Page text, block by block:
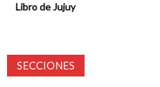
Libro de Jujuy
SECCIONES